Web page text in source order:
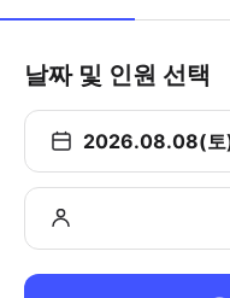
날짜 및 인원 선택
2026.08.08(토